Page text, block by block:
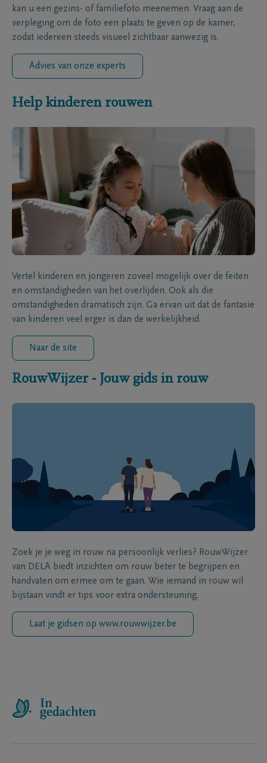
kan u een gezins- of familiefoto meenemen. Vraag aan de
verpleging om de foto een plaats te geven op de kamer,
zodat iedereen steeds visueel zichtbaar aanwezig is.
Advies van onze experts
Help kinderen rouwen
Vertel kinderen en jongeren zoveel mogelijk over de feiten
en omstandigheden van het overlijden. Ook als die
omstandigheden dramatisch zijn. Ga ervan uit dat de fantasie
van kinderen veel erger is dan de werkelijkheid.
Naar de site
RouwWijzer - Jouw gids in rouw
Zoek je je weg in rouw na persoonlijk verlies? RouwWijzer
van DELA biedt inzichten om rouw beter te begrijpen en
handvaten om ermee om te gaan. Wie iemand in rouw wil
bijstaan vindt er tips voor extra ondersteuning.
Laat je gidsen op www.rouwwijzer.be